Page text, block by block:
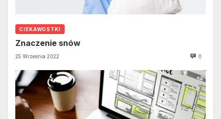
CIEKAWOSTKI
Znaczenie snów
25 Września 2022 0